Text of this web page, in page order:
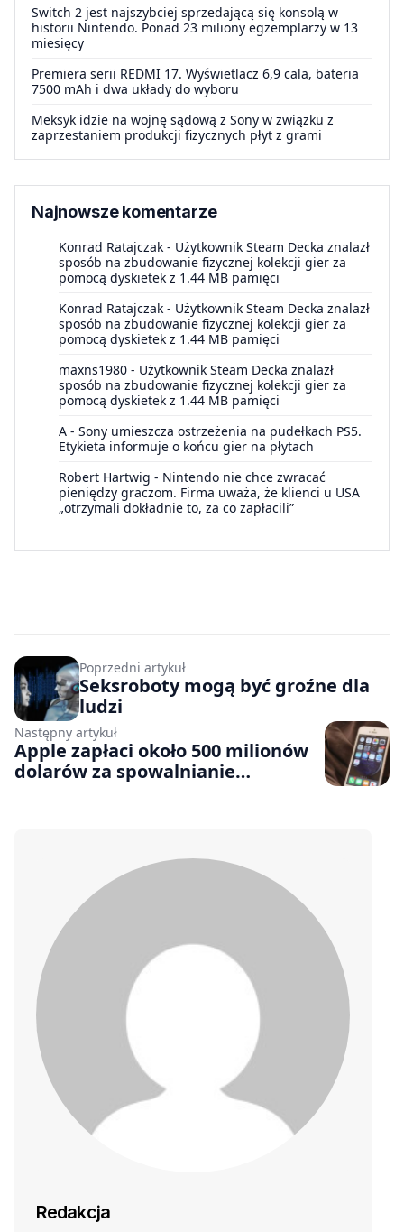
Switch 2 jest najszybciej sprzedającą się konsolą w
historii Nintendo. Ponad 23 miliony egzemplarzy w 13
miesięcy
Premiera serii REDMI 17. Wyświetlacz 6,9 cala, bateria
7500 mAh i dwa układy do wyboru
Meksyk idzie na wojnę sądową z Sony w związku z
zaprzestaniem produkcji fizycznych płyt z grami
Najnowsze komentarze
Konrad Ratajczak - Użytkownik Steam Decka znalazł
sposób na zbudowanie fizycznej kolekcji gier za
pomocą dyskietek z 1.44 MB pamięci
Konrad Ratajczak - Użytkownik Steam Decka znalazł
sposób na zbudowanie fizycznej kolekcji gier za
pomocą dyskietek z 1.44 MB pamięci
maxns1980 - Użytkownik Steam Decka znalazł
sposób na zbudowanie fizycznej kolekcji gier za
pomocą dyskietek z 1.44 MB pamięci
A - Sony umieszcza ostrzeżenia na pudełkach PS5.
Etykieta informuje o końcu gier na płytach
Robert Hartwig - Nintendo nie chce zwracać
pieniędzy graczom. Firma uważa, że klienci u USA
„otrzymali dokładnie to, za co zapłacili”
Poprzedni artykuł
Seksroboty mogą być groźne dla
ludzi
Następny artykuł
Apple zapłaci około 500 milionów
dolarów za spowalnianie
Redakcja